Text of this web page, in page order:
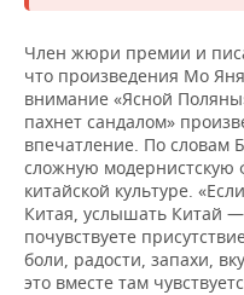
Член жюри премии и
что произведения Мо
внимание «Ясной
пахнет сандалом»
впечатление. По словам
сложную модернистскую
китайской культуре.
Китая, услышать Китай
почувствуете
боли, радости, запахи,
это вместе там